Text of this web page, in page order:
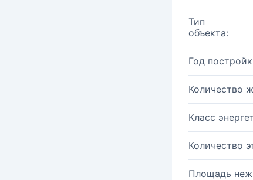
Тип
объекта:
Год
Количество
Класс
Количество
Площадь